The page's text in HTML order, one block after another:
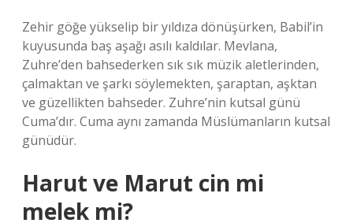
Zehir göğe yükselip bir yıldıza dönüşürken, Babil’in
kuyusunda baş aşağı asılı kaldılar. Mevlana,
Zuhre’den bahsederken sık sık müzik aletlerinden,
çalmaktan ve şarkı söylemekten, şaraptan, aşktan
ve güzellikten bahseder. Zuhre’nin kutsal günü
Cuma’dır. Cuma aynı zamanda Müslümanların kutsal
günüdür.
Harut ve Marut cin mi
melek mi?